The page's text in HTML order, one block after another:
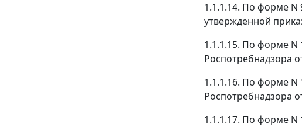
1.1.1.14. По форме N
утвержденной
1.1.1.15. По форме N
Роспотребнадзора
1.1.1.16. По форме N
Роспотребнадзора
1.1.1.17. По форме N